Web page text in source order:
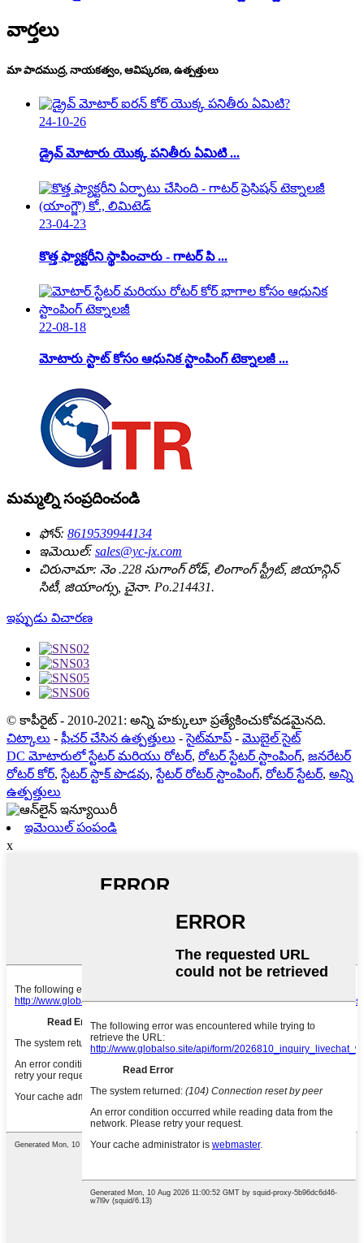
వార్తలు
మా పాదముద్ర, నాయకత్వం, ఆవిష్కరణ, ఉత్పత్తులు
24-10-26
డ్రైవ్ మోటారు యొక్క పనితీరు ఏమిటి ...
23-04-23
కొత్త ఫ్యాక్టరీని స్థాపించారు - గాటర్ పి ...
22-08-18
మోటారు స్టాట్ కోసం ఆధునిక స్టాంపింగ్ టెక్నాలజీ ...
మమ్మల్ని సంప్రదించండి
ఫోన్: 8619539944134
ఇమెయిల్: sales@yc-jx.com
చిరునామా: నెం .228 సుగాంగ్ రోడ్, లింగాంగ్ స్ట్రీట్, జియాన్గిన్
సిటీ, జియాంగ్సు, చైనా. Po.214431.
ఇప్పుడు విచారణ
© కాపీరైట్ - 2010-2021: అన్ని హక్కులూ ప్రత్యేకించుకోవడమైనది.
చిట్కాలు - ఫీచర్ చేసిన ఉత్పత్తులు -సైట్‌మాప్ - మొబైల్ సైట్
DC మోటారులో స్టేటర్ మరియు రోటర్, రోటర్ స్టేటర్ స్టాంపింగ్, జనరేటర్
రోటర్ కోర్,స్టేటర్ స్టాక్ పొడవు,స్టేటర్ రోటర్ స్టాంపింగ్, రోటర్ స్టేటర్, అన్ని
ఉత్పత్తులు
ఇమెయిల్ పంపండి
x